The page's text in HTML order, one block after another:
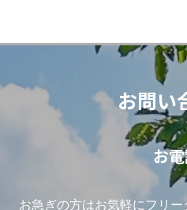
お問い
お
お急ぎの方はお気軽にフリ